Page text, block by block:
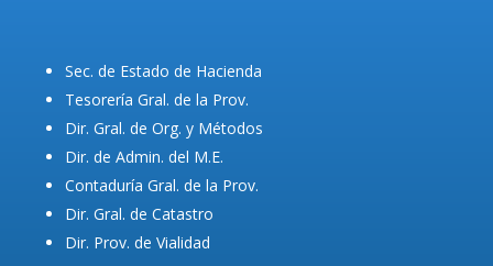
Sec. de Estado de Hacienda
Tesorería Gral. de la Prov.
Dir. Gral. de Org. y Métodos
Dir. de Admin. del M.E.
Contaduría Gral. de la Prov.
Dir. Gral. de Catastro
Dir. Prov. de Vialidad